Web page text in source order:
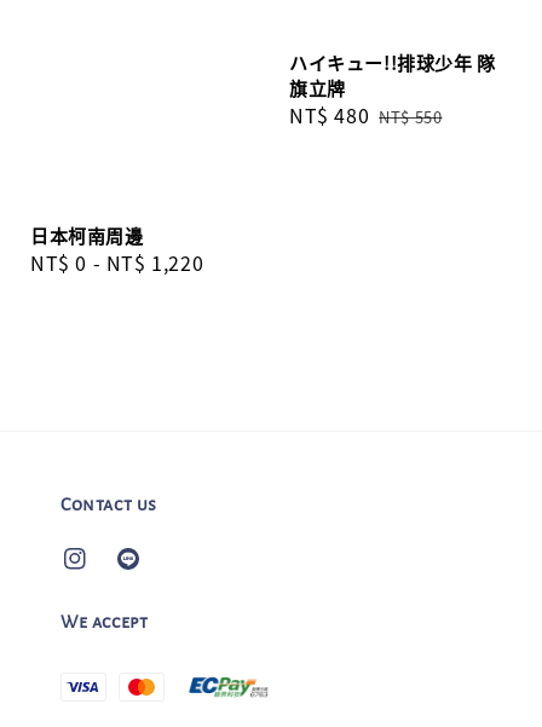
日本柯南周邊
Regular
NT$ 0 - NT$ 1,220
ハイキュー!!排球少年 隊
旗立牌
Sale
NT$ 480 Regular
NT$ 550
Contact us
We accept